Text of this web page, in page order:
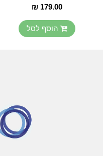
179.00 ₪
הוסף לסל